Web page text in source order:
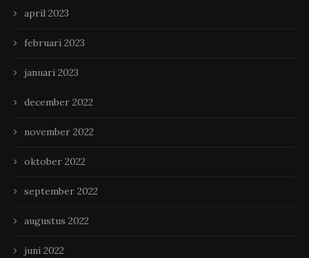
april 2023
februari 2023
januari 2023
december 2022
november 2022
oktober 2022
september 2022
augustus 2022
juni 2022